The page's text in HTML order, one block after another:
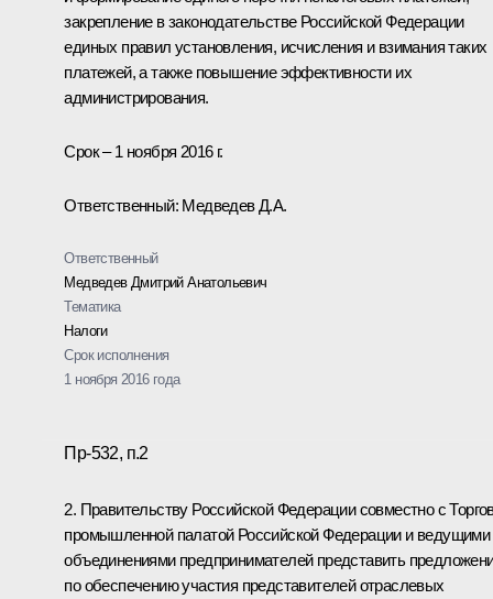
закрепление в законодательстве Российской Федерации
единых правил установления, исчисления и взимания таких
платежей, а также повышение эффективности их
администрирования.
Срок – 1 ноября 2016 г.
Ответственный: Медведев Д.А.
Ответственный
Медведев Дмитрий Анатольевич
Тематика
Налоги
Срок исполнения
1 ноября 2016 года
Пр-532, п.2
2. Правительству Российской Федерации совместно с
промышленной палатой Российской Федерации и ведущими
объединениями предпринимателей представить
по обеспечению участия представителей отраслевых